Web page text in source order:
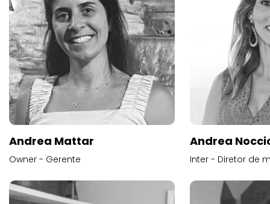
Andrea Mattar
Owner - Gerente
Andrea
Inter - Diretor de